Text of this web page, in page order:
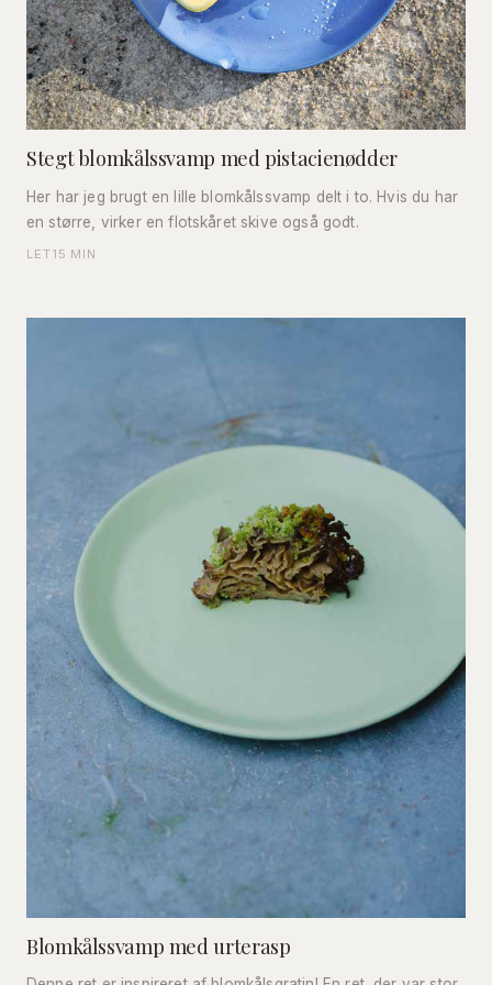
Stegt blomkålssvamp med pistacienødder
Her har jeg brugt en lille blomkålssvamp delt i to. Hvis du har
en større, virker en flotskåret skive også godt.
LET15 MIN
Blomkålssvamp med urterasp